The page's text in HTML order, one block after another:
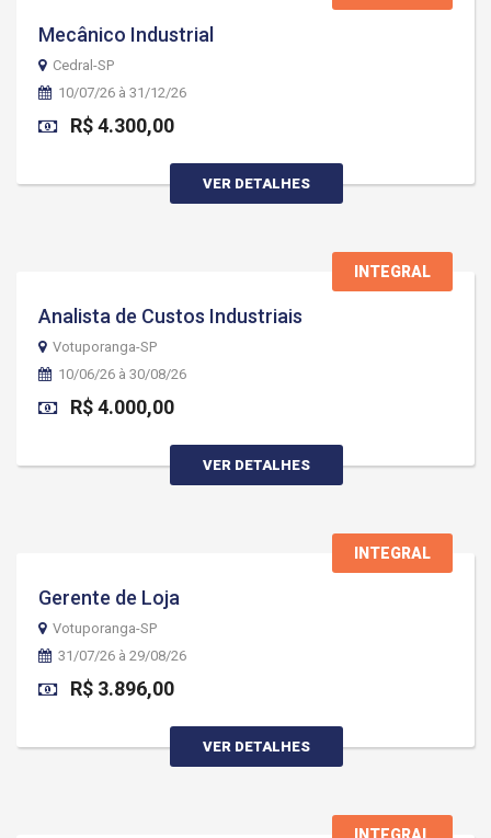
Mecânico Industrial
Cedral-SP
10/07/26 à 31/12/26
R$ 4.300,00
VER DETALHES
INTEGRAL
Analista de Custos Industriais
Votuporanga-SP
10/06/26 à 30/08/26
R$ 4.000,00
VER DETALHES
INTEGRAL
Gerente de Loja
Votuporanga-SP
31/07/26 à 29/08/26
R$ 3.896,00
VER DETALHES